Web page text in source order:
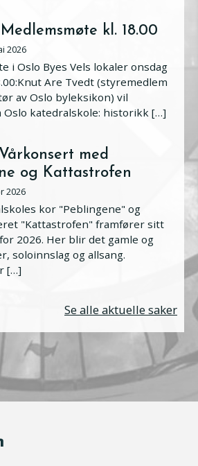
kl. 18.00
2026
i Oslo Byes Vels lokaler onsdag
Are Tvedt (styremedlem
av Oslo byleksikon) vil
Oslo katedralskole: historikk […]
med
og Kattastrofen
2026
kor "Peblingene" og
"Kattastrofen" framfører sitt
2026. Her blir det gamle og
soloinnslag og allsang.
[…]
Se alle aktuelle saker